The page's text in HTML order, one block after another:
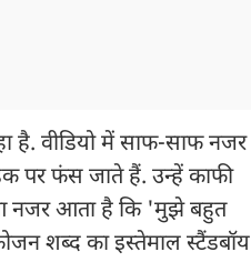
है. वीडियो में साफ-साफ नजर
पर फंस जाते हैं. उन्हें काफी
हुआ नजर आता है कि 'मुझे बहुत
शब्द का इस्तेमाल स्टैंडबॉय